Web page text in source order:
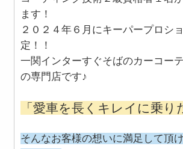
ます！
２０２４年６月にキーパープロシ
定！！
一関インターすぐそばのカーコー
の専門店です♪
「愛車を長くキレイに乗り
そんなお客様の想いに満足して頂